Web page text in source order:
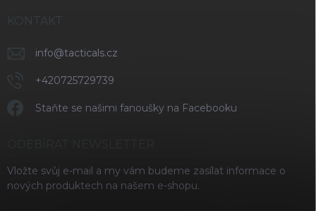
KONTAKT
info@tacticals.cz
+420725729739
Staňte se našimi fanoušky na Facebooku
Vložte svůj e-mail a my vám budeme zasílat informace o
nových produktech na našem e-shopu.